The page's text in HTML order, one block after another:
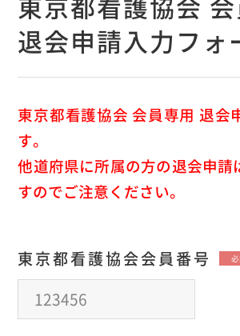
退会申請入力フォ
東京都看護協会 会員専用 退会
す。
他道府県に所属の方の退会申請
すのでご注意ください。
東京都看護協会会員番号